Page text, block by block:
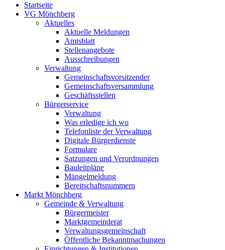
Startseite
VG Mönchberg
Aktuelles
Aktuelle Meldungen
Amtsblatt
Stellenangebote
Ausschreibungen
Verwaltung
Gemeinschaftsvorsitzender
Gemeinschaftsversammlung
Geschäftsstellen
Bürgerservice
Verwaltung
Was erledige ich wo
Telefonliste der Verwaltung
Digitale Bürgerdienste
Formulare
Satzungen und Verordnungen
Bauleitpläne
Mängelmeldung
Bereitschaftsnummern
Markt Mönchberg
Gemeinde & Verwaltung
Bürgermeister
Marktgemeinderat
Verwaltungsgemeinschaft
Öffentliche Bekanntmachungen